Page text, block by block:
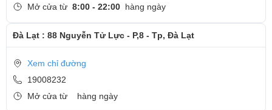
Mở cửa từ 8:00 - 22:00 hàng ngày
Đà Lạt : 88 Nguyễn Tử Lực - P,8 - Tp, Đà Lạt
Xem chỉ đường
19008232
Mở cửa từ
hàng ngày